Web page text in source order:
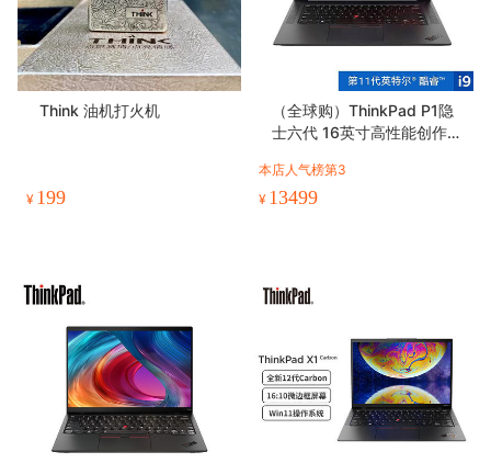
Think 油机打火机
¥ 199
（全球购）ThinkPad P1隐
士六代 16英寸高性能创作笔
本店人气榜第3
¥ 13499